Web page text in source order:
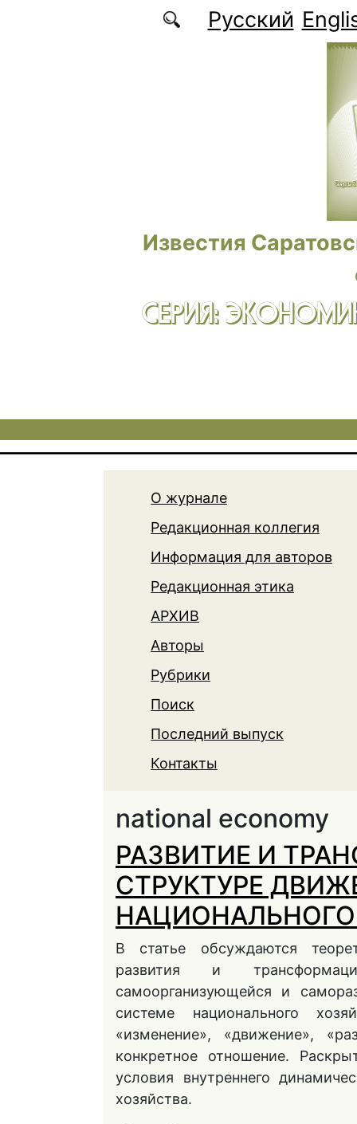
Перейти к основному содержаниюРусский
Известия
СЕРИЯ:
О журнале
Редакционная коллегия
Информация для авторов
Редакционная этика
АРХИВ
Авторы
Рубрики
Поиск
Последний выпуск
Контакты
national economy
РАЗВИТИЕ И
СТРУКТУРЕ
В статье обсуждаются
развития и
самоорганизующейся и
системе национального
«изменение», «движение»,
конкретное отношение.
условия внутреннего
хозяйства.